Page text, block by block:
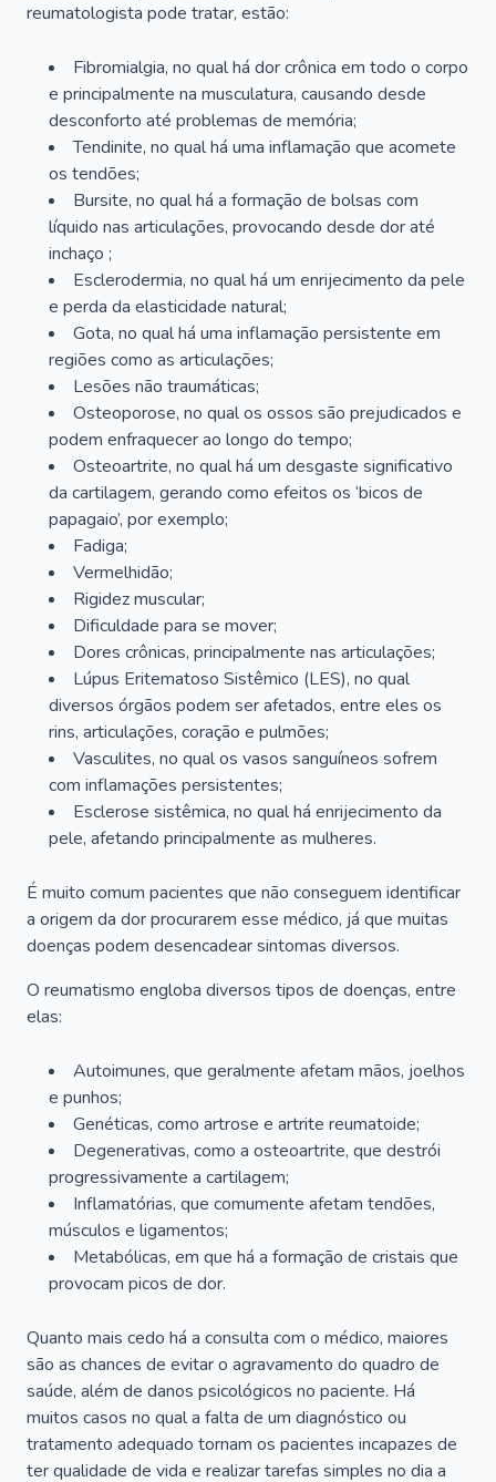
reumatologista pode tratar, estão:
Fibromialgia, no qual há dor crônica em todo o corpo
e principalmente na musculatura, causando desde
desconforto até problemas de memória;
Tendinite, no qual há uma inflamação que acomete
os tendões;
Bursite, no qual há a formação de bolsas com
líquido nas articulações, provocando desde dor até
inchaço ;
Esclerodermia, no qual há um enrijecimento da pele
e perda da elasticidade natural;
Gota, no qual há uma inflamação persistente em
regiões como as articulações;
Lesões não traumáticas;
Osteoporose, no qual os ossos são prejudicados e
podem enfraquecer ao longo do tempo;
Osteoartrite, no qual há um desgaste significativo
da cartilagem, gerando como efeitos os ‘bicos de
papagaio’, por exemplo;
Fadiga;
Vermelhidão;
Rigidez muscular;
Dificuldade para se mover;
Dores crônicas, principalmente nas articulações;
Lúpus Eritematoso Sistêmico (LES), no qual
diversos órgãos podem ser afetados, entre eles os
rins, articulações, coração e pulmões;
Vasculites, no qual os vasos sanguíneos sofrem
com inflamações persistentes;
Esclerose sistêmica, no qual há enrijecimento da
pele, afetando principalmente as mulheres.
É muito comum pacientes que não conseguem identificar
a origem da dor procurarem esse médico, já que muitas
doenças podem desencadear sintomas diversos.
O reumatismo engloba diversos tipos de doenças, entre
elas:
Autoimunes, que geralmente afetam mãos, joelhos
e punhos;
Genéticas, como artrose e artrite reumatoide;
Degenerativas, como a osteoartrite, que destrói
progressivamente a cartilagem;
Inflamatórias, que comumente afetam tendões,
músculos e ligamentos;
Metabólicas, em que há a formação de cristais que
provocam picos de dor.
Quanto mais cedo há a consulta com o médico, maiores
são as chances de evitar o agravamento do quadro de
saúde, além de danos psicológicos no paciente. Há
muitos casos no qual a falta de um diagnóstico ou
tratamento adequado tornam os pacientes incapazes de
ter qualidade de vida e realizar tarefas simples no dia a